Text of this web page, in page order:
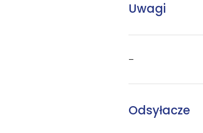
Uwagi
–
Odsyłacze